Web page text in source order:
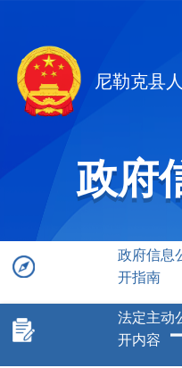
尼勒克县
政府
政府信息
开指南
法定主动
开内容